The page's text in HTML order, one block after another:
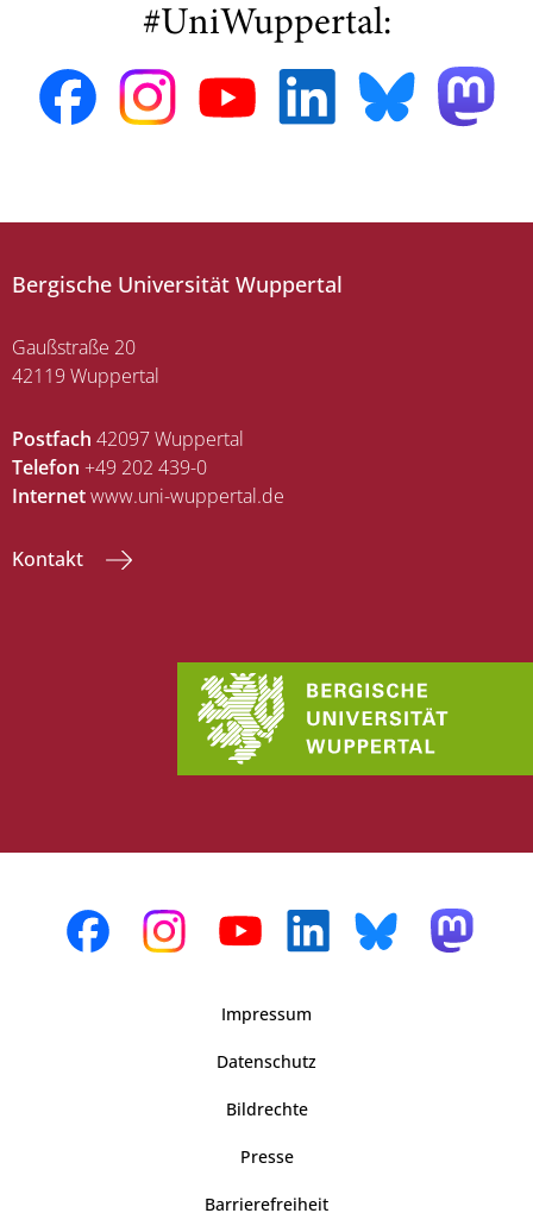
#UniWuppertal:
Bergische Universität Wuppertal
Gaußstraße 20
42119 Wuppertal
Postfach 42097 Wuppertal
Telefon +49 202 439-0
Internetwww.uni-wuppertal.de
Kontakt
Impressum
Datenschutz
Bildrechte
Presse
Barrierefreiheit